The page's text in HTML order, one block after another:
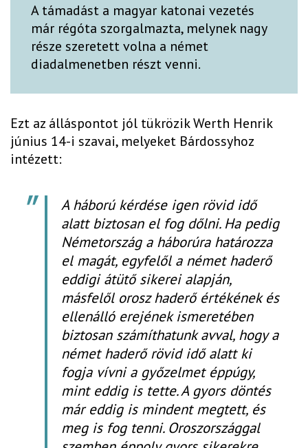
A támadást a magyar katonai vezetés
már régóta szorgalmazta, melynek nagy
része szeretett volna a német
diadalmenetben részt venni.
Ezt az álláspontot jól tükrözik Werth Henrik
június 14-i szavai, melyeket Bárdossyhoz
intézett:
A háború kérdése igen rövid idő
alatt biztosan el fog dőlni. Ha pedig
Németország a háborúra határozza
el magát, egyfelől a német haderő
eddigi átütő sikerei alapján,
másfelől orosz haderő értékének és
ellenálló erejének ismeretében
biztosan számíthatunk avval, hogy a
német haderő rövid idő alatt ki
fogja vívni a győzelmet éppúgy,
mint eddig is tette. A gyors döntés
már eddig is mindent megtett, és
meg is fog tenni. Oroszországgal